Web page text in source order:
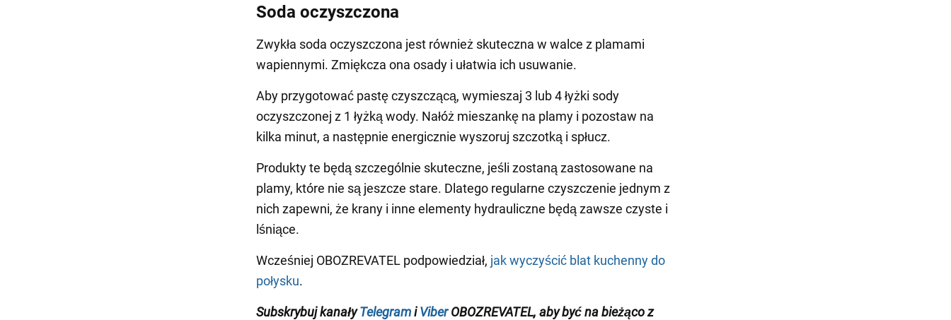
Soda oczyszczona
Zwykła soda oczyszczona jest również skuteczna w walce z plamami
wapiennymi. Zmiękcza ona osady i ułatwia ich usuwanie.
Aby przygotować pastę czyszczącą, wymieszaj 3 lub 4 łyżki sody
oczyszczonej z 1 łyżką wody. Nałóż mieszankę na plamy i pozostaw na
kilka minut, a następnie energicznie wyszoruj szczotką i spłucz.
Produkty te będą szczególnie skuteczne, jeśli zostaną zastosowane na
plamy, które nie są jeszcze stare. Dlatego regularne czyszczenie jednym z
nich zapewni, że krany i inne elementy hydrauliczne będą zawsze czyste i
lśniące.
Wcześniej OBOZREVATEL podpowiedział, jak wyczyścić blat kuchenny do
połysku.
Subskrybuj kanałyTelegramiViber OBOZREVATEL, aby być na bieżąco z